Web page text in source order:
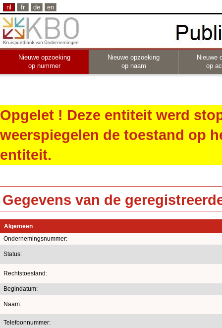
nl fr de en
Nieuwe opzoeking
op nummer
Nieuwe opzoeking
op naam
Nieuwe
op
Opgelet ! Deze entiteit werd
weerspiegelen de toestand op
entiteit.
Gegevens van de
Algemeen
Ondernemingsnummer:
Status:
Rechtstoestand:
Begindatum:
Naam:
Telefoonnummer: